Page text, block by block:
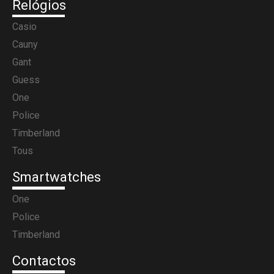
Relógios
Casio
Cauny
Gant
Guess
One
Police
Timberland
Tous
Smartwatches
One
Police
Timberland
Contactos